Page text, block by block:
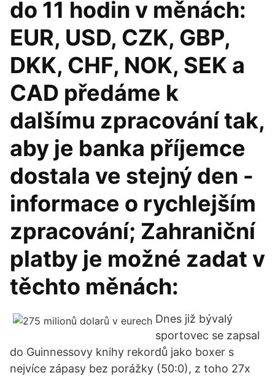
do 11 hodin v měnách:
EUR, USD, CZK, GBP,
DKK, CHF, NOK, SEK a
CAD předáme k
dalšímu zpracování tak,
aby je banka příjemce
dostala ve stejný den -
informace o rychlejším
zpracování; Zahraniční
platby je možné zadat v
těchto měnách:
Dnes již bývalý
sportovec se zapsal
do Guinnessovy knihy rekordů jako boxer s
nejvíce zápasy bez porážky (50:0), z toho 27x